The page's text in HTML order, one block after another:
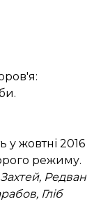
у жовтні 2016
режиму.
Редван
Гліб